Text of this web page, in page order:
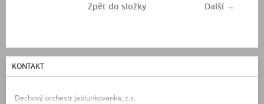
Další →
Zpět do složky
KONTAKT
Dechový orchestr Jablunkovanka, z.s.